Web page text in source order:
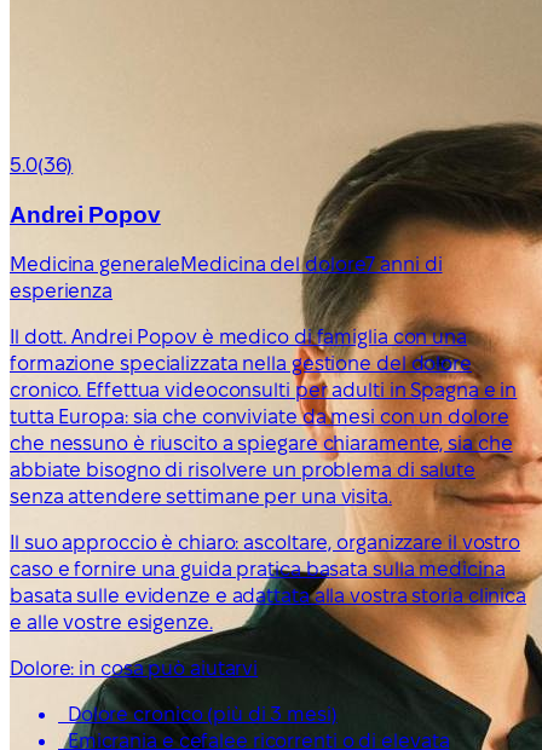
5.0(36)
Andrei Popov
Medicina generaleMedicina del dolore7 anni di
esperienza
Il dott. Andrei Popov è medico di famiglia con una
formazione specializzata nella gestione del dolore
cronico. Effettua videoconsulti per adulti in Spagna e in
tutta Europa: sia che conviviate da mesi con un dolore
che nessuno è riuscito a spiegare chiaramente, sia che
abbiate bisogno di risolvere un problema di salute
senza attendere settimane per una visita.
Il suo approccio è chiaro: ascoltare, organizzare il vostro
caso e fornire una guida pratica basata sulla medicina
basata sulle evidenze e adattata alla vostra storia clinica
e alle vostre esigenze.
Dolore: in cosa può aiutarvi
Dolore cronico (più di 3 mesi)
Emicrania e cefalee ricorrenti o di elevata